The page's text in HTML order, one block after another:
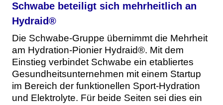
Schwabe beteiligt sich mehrheitlich an
Hydraid®
Die Schwabe-Gruppe übernimmt die Mehrheit
am Hydration-Pionier Hydraid®. Mit dem
Einstieg verbindet Schwabe ein etabliertes
Gesundheitsunternehmen mit einem Startup
im Bereich der funktionellen Sport-Hydration
und Elektrolyte. Für beide Seiten sei dies ein